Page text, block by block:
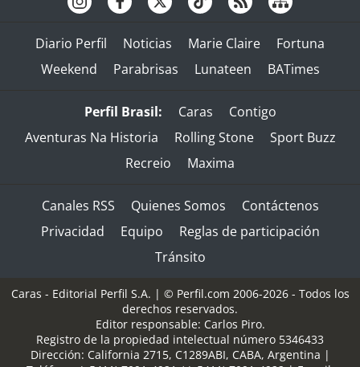
Diario Perfil Noticias Marie Claire
Fortuna
Weekend
Parabrisas Lunateen BATimes
Perfil Brasil: Caras
Contigo
Aventuras Na Historia
Rolling Stone
Sport Buzz
Recreio
Maxima
Canales RSS Quienes Somos
Contáctenos
Privacidad
Equipo
Reglas de participación
Tránsito
Caras - Editorial Perfil S.A. | © Perfil.com 2006-2026 - Todos los
derechos reservados.
Editor responsable: Carlos Piro.
Registro de la propiedad intelectual número 5346433
Dirección: California 2715, C1289ABI, CABA, Argentina |